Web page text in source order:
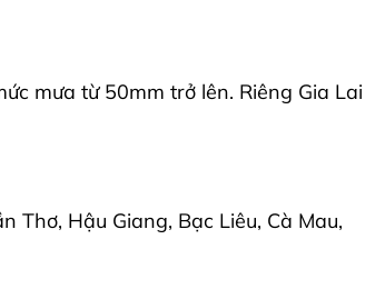
mưa từ 50mm trở lên. Riêng Gia Lai
Hậu Giang, Bạc Liêu, Cà Mau,